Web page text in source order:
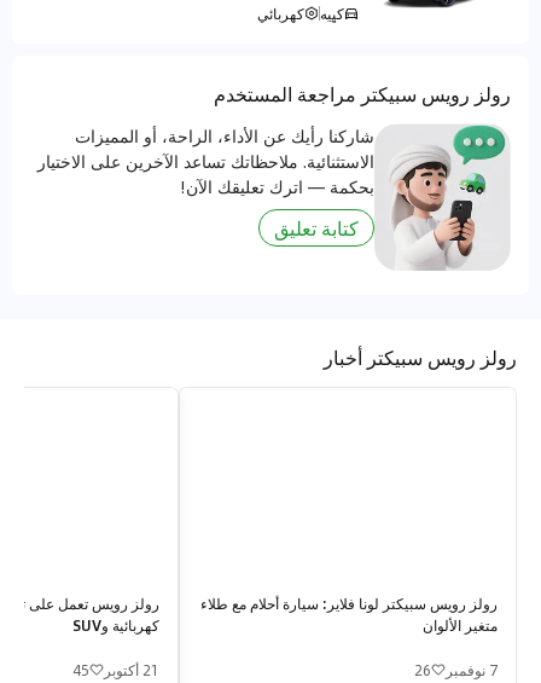
كูبيه كهربائي
رولز رويس سبيكتر مراجعة المستخدم
شاركنا رأيك عن الأداء، الراحة، أو المميزات
الاستثنائية. ملاحظاتك تساعد الآخرين على الاختيار
بحكمة — اترك تعليقك الآن!
كتابة تعليق
رولز رويس سبيكتر أخبار
رولز رويس سبيكتر لونا فلاير: سيارة أحلام مع طلاء
متغير الألوان
7 نوفمبر 26
رولز رويس تعمل على
كهربائية وSUV
21 أكتوبر 45